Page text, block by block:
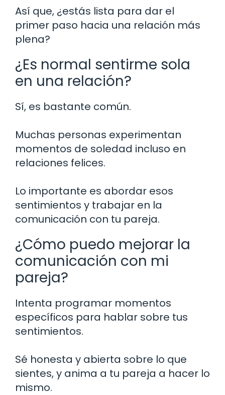
Así que, ¿estás lista para dar el
primer paso hacia una relación más
plena?
¿Es normal sentirme sola
en una relación?
Sí, es bastante común.
Muchas personas experimentan
momentos de soledad incluso en
relaciones felices.
Lo importante es abordar esos
sentimientos y trabajar en la
comunicación con tu pareja.
¿Cómo puedo mejorar la
comunicación con mi
pareja?
Intenta programar momentos
específicos para hablar sobre tus
sentimientos.
Sé honesta y abierta sobre lo que
sientes, y anima a tu pareja a hacer lo
mismo.